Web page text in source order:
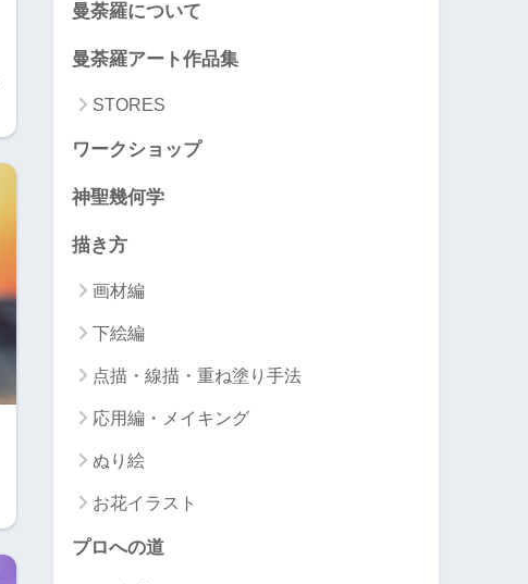
曼荼羅について
曼荼羅アート作品集
STORES
ワークショップ
神聖幾何学
描き方
画材編
下絵編
点描・線描・重ね塗り手法
応用編・メイキング
ぬり絵
お花イラスト
プロへの道